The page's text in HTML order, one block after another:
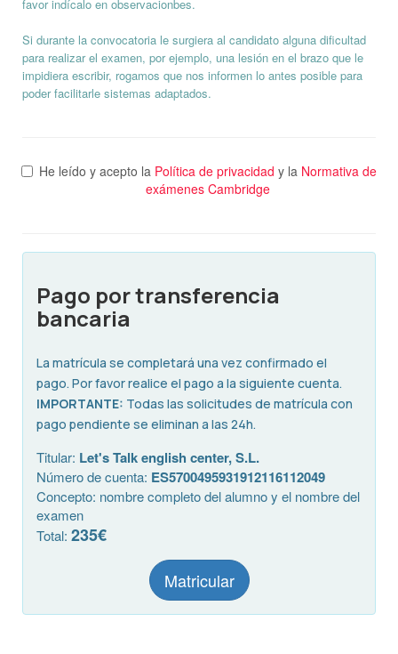
favor indícalo en observacionbes.
Si durante la convocatoria le surgiera al candidato alguna dificultad
para realizar el examen, por ejemplo, una lesión en el brazo que le
impidiera escribir, rogamos que nos informen lo antes posible para
poder facilitarle sistemas adaptados.
He leído y acepto la Política de privacidad y la Normativa de
exámenes Cambridge
Pago por transferencia
bancaria
La matrícula se completará una vez confirmado el
pago. Por favor realice el pago a la siguiente cuenta.
IMPORTANTE: Todas las solicitudes de matrícula con
pago pendiente se eliminan a las 24h.
Titular: Let's Talk english center, S.L.
Número de cuenta: ES5700495931912116112049
Concepto: nombre completo del alumno y el nombre del
examen
Total: 235€
Matricular